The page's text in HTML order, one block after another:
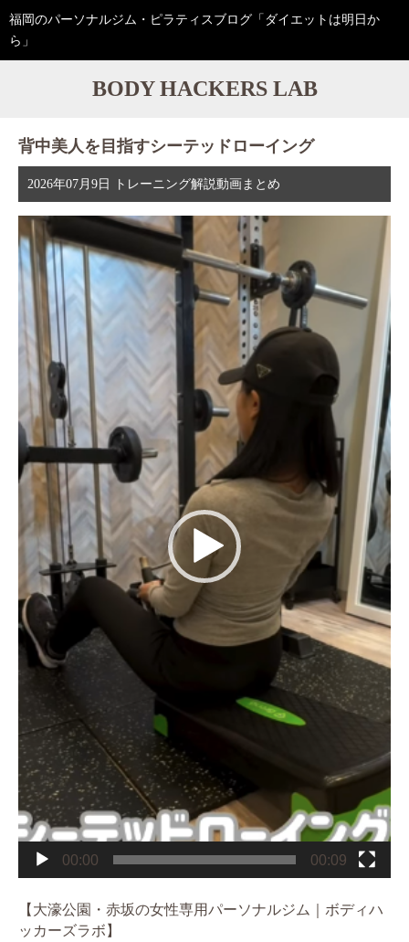
福岡のパーソナルジム・ピラティスブログ「ダイエットは明日か
ら」
BODY HACKERS LAB
背中美人を目指すシーテッドローイング
2026年07月9日 トレーニング解説動画まとめ
画
プ
ヤ
00:00 00:09
【大濠公園・赤坂の女性専用パーソナルジム｜ボディハ
ッカーズラボ】